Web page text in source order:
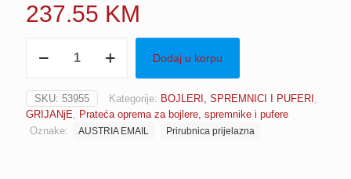
237.55 KM
prijelazna
Ø
240
na
Ø
Dodaj u korpu
SKU: 53955 Kategorije: BOJLERI, SPREMNICI I PUFERI ,
GRIJANjE, Prateća oprema za bojlere, spremnike i pufere
Oznake:
AUSTRIA EMAIL Prirubnica prijelazna